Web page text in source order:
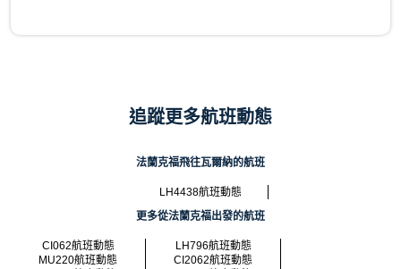
追蹤更多航班動態
法蘭克福飛往瓦爾納的航班
LH4438航班動態
更多從法蘭克福出發的航班
CI062航班動態
LH796航班動態
MU220航班動態
CI2062航班動態